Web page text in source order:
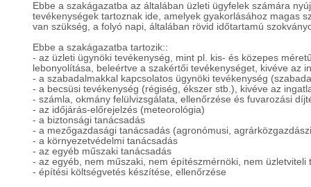
Ebbe a szakágazatba az általában üzleti ügyfelek számára
tevékenységek tartoznak ide, amelyek gyakorlásához magas
van szükség, a folyó napi, általában rövid időtartamú
Ebbe a szakágazatba tartozik::
- az üzleti ügynöki tevékenység, mint pl. kis- és közepes
lebonyolítása, beleértve a szakértői tevékenységet, kivéve az
- a szabadalmakkal kapcsolatos ügynöki tevékenység
- a becsüsi tevékenység (régiség, ékszer stb.), kivéve az
- számla, okmány felülvizsgálata, ellenőrzése és fuvarozási
- az időjárás-előrejelzés (meteorológia)
- a biztonsági tanácsadás
- a mezőgazdasági tanácsadás (agronómusi,
- a környezetvédelmi tanácsadás
- az egyéb műszaki tanácsadás
- az egyéb, nem műszaki, nem építészmérnöki, nem üzletviteli
- építési költségvetés készítése, ellenőrzése